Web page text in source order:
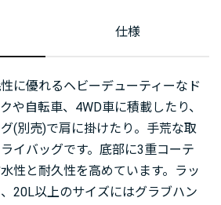
仕様
に優れるヘビーデューティーなド
や自転車、4WD車に積載したり、
(別売)で肩に掛けたり。手荒な取
イバッグです。底部に3重コーテ
性と耐久性を高めています。ラッ
20L以上のサイズにはグラブハン